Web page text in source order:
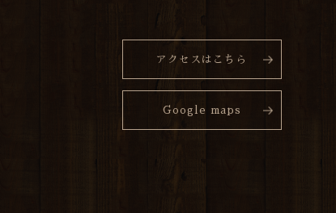
アクセスはこちら
Google maps